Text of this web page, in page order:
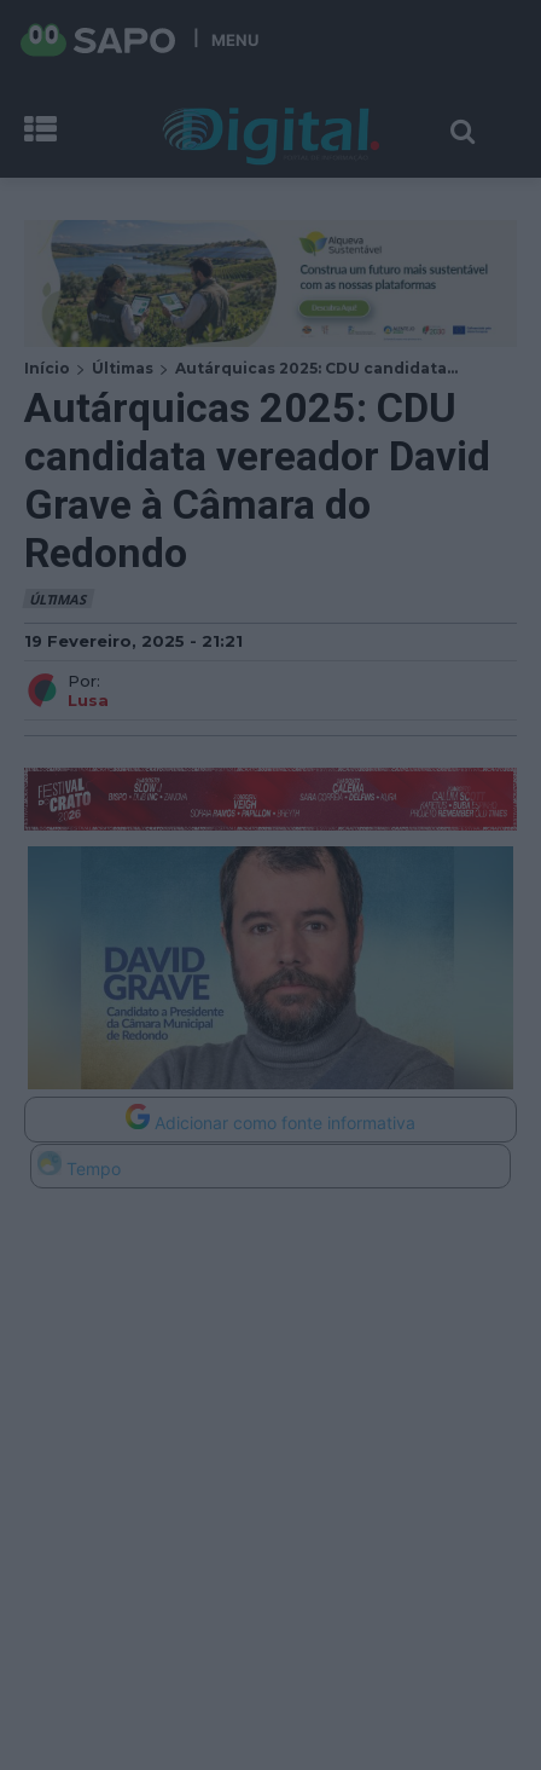
MENU
Início Últimas Autárquicas 2025: CDU candidata...
Autárquicas 2025: CDU
candidata vereador David
Grave à Câmara do
Redondo
ÚLTIMAS
19 Fevereiro, 2025 - 21:21
Por:
Lusa
Adicionar como fonte informativa
Tempo